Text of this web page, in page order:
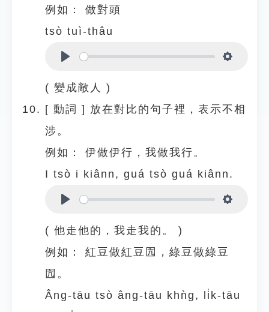
例如：
做對頭
tsò tuì-thâu
( 變成敵人 )
[ 動詞 ] 放在對比的句子裡，表示不相
涉。
例如：
伊做伊行，我做我行。
I tsò i kiânn, guá tsò guá kiânn.
( 他走他的，我走我的。 )
例如：
紅豆做紅豆囥，綠豆做綠豆
囥。
Âng-tāu tsò âng-tāu khǹg, li̍k-tāu